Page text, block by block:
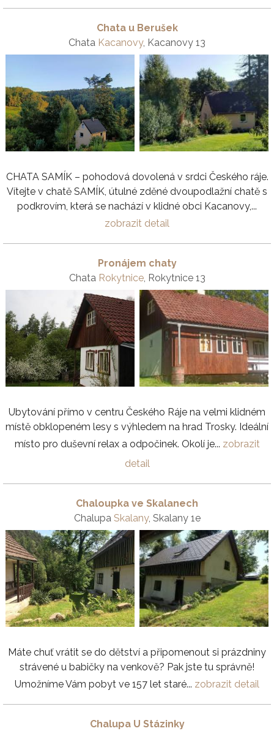
Chata u Berušek
Chata Kacanovy, Kacanovy 13
CHATA SAMÍK – pohodová dovolená v srdci Českého ráje.
Vítejte v chatě SAMÍK, útulné zděné dvoupodlažní chatě s
podkrovím, která se nachází v klidné obci Kacanovy,...
zobrazit detail
Pronájem chaty
Chata Rokytnice, Rokytnice 13
Ubytování přímo v centru Českého Ráje na velmi klidném
místě obklopeném lesy s výhledem na hrad Trosky. Ideální
místo pro duševní relax a odpočinek. Okolí je... zobrazit
detail
Chaloupka ve Skalanech
Chalupa Skalany, Skalany 1e
Máte chuť vrátit se do dětství a připomenout si prázdniny
strávené u babičky na venkově? Pak jste tu správně!
Umožníme Vám pobyt ve 157 let staré... zobrazit detail
Chalupa U Stázinky